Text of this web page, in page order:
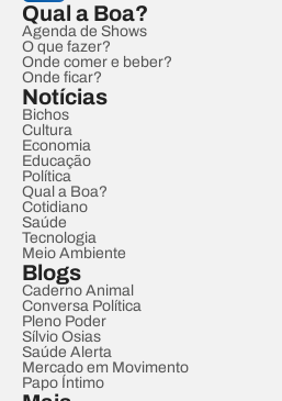
Qual a Boa?
Agenda de Shows
O que fazer?
Onde comer e beber?
Onde ficar?
Notícias
Bichos
Cultura
Economia
Educação
Política
Qual a Boa?
Cotidiano
Saúde
Tecnologia
Meio Ambiente
Blogs
Caderno Animal
Conversa Política
Pleno Poder
Sílvio Osias
Saúde Alerta
Mercado em Movimento
Papo Íntimo